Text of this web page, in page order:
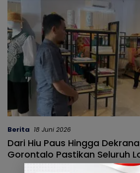
Berita 18 Juni 2026
Dari Hiu Paus Hingga
Gorontalo Pastikan Seluruh
Sambut Peserta PENAS 2026